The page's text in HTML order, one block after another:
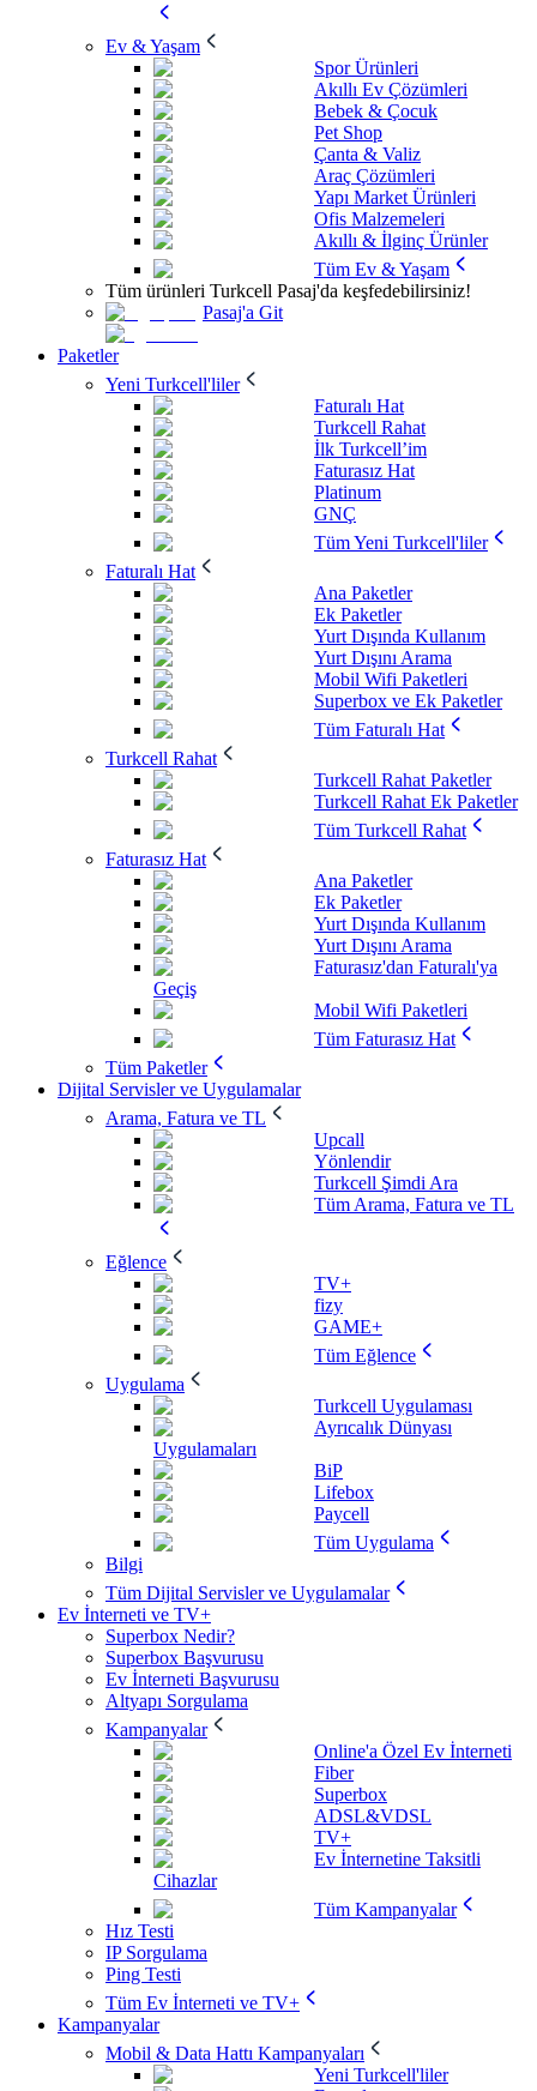
Ev & Yaşam
Spor Ürünleri
Akıllı Ev Çözümleri
Bebek & Çocuk
Pet Shop
Çanta & Valiz
Araç Çözümleri
Yapı Market Ürünleri
Ofis Malzemeleri
Akıllı & İlginç Ürünler
Tüm Ev & Yaşam
Tüm ürünleri Turkcell Pasaj'da keşfedebilirsiniz!
Pasaj'a Git
Paketler
Yeni Turkcell'liler
Faturalı Hat
Turkcell Rahat
İlk Turkcell’im
Faturasız Hat
Platinum
GNÇ
Tüm Yeni Turkcell'liler
Faturalı Hat
Ana Paketler
Ek Paketler
Yurt Dışında Kullanım
Yurt Dışını Arama
Mobil Wifi Paketleri
Superbox ve Ek Paketler
Tüm Faturalı Hat
Turkcell Rahat
Turkcell Rahat Paketler
Turkcell Rahat Ek Paketler
Tüm Turkcell Rahat
Faturasız Hat
Ana Paketler
Ek Paketler
Yurt Dışında Kullanım
Yurt Dışını Arama
Faturasız'dan Faturalı'ya
Geçiş
Mobil Wifi Paketleri
Tüm Faturasız Hat
Tüm Paketler
Dijital Servisler ve Uygulamalar
Arama, Fatura ve TL
Upcall
Yönlendir
Turkcell Şimdi Ara
Tüm Arama, Fatura ve TL
Eğlence
TV+
fizy
GAME+
Tüm Eğlence
Uygulama
Turkcell Uygulaması
Ayrıcalık Dünyası
Uygulamaları
BiP
Lifebox
Paycell
Tüm Uygulama
Bilgi
Tüm Dijital Servisler ve Uygulamalar
Ev İnterneti ve TV+
Superbox Nedir?
Superbox Başvurusu
Ev İnterneti Başvurusu
Altyapı Sorgulama
Kampanyalar
Online'a Özel Ev İnterneti
Fiber
Superbox
ADSL&VDSL
TV+
Ev İnternetine Taksitli
Cihazlar
Tüm Kampanyalar
Hız Testi
IP Sorgulama
Ping Testi
Tüm Ev İnterneti ve TV+
Kampanyalar
Mobil & Data Hattı Kampanyaları
Yeni Turkcell'liler